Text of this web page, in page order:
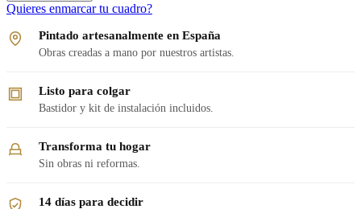
Quieres enmarcar tu cuadro?
Pintado artesanalmente en España
Obras creadas a mano por nuestros artistas.
Listo para colgar
Bastidor y kit de instalación incluidos.
Transforma tu hogar
Sin obras ni reformas.
14 días para decidir